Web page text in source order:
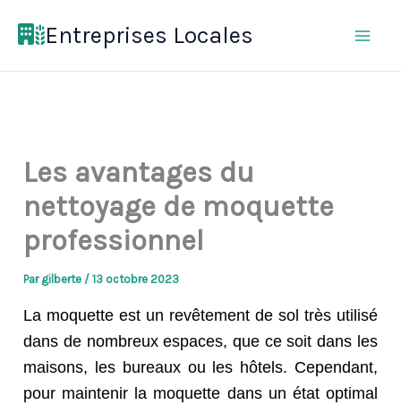
Entreprises Locales
Les avantages du
nettoyage de moquette
professionnel
Par gilberte /13 octobre 2023
La moquette est un revêtement de sol très utilisé
dans de nombreux espaces, que ce soit dans les
maisons, les bureaux ou les hôtels. Cependant,
pour maintenir la moquette dans un état optimal